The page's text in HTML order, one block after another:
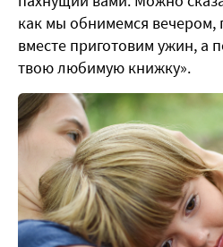
как мы обнимемся
вместе приготовим ужин, а
твою любимую книжку».